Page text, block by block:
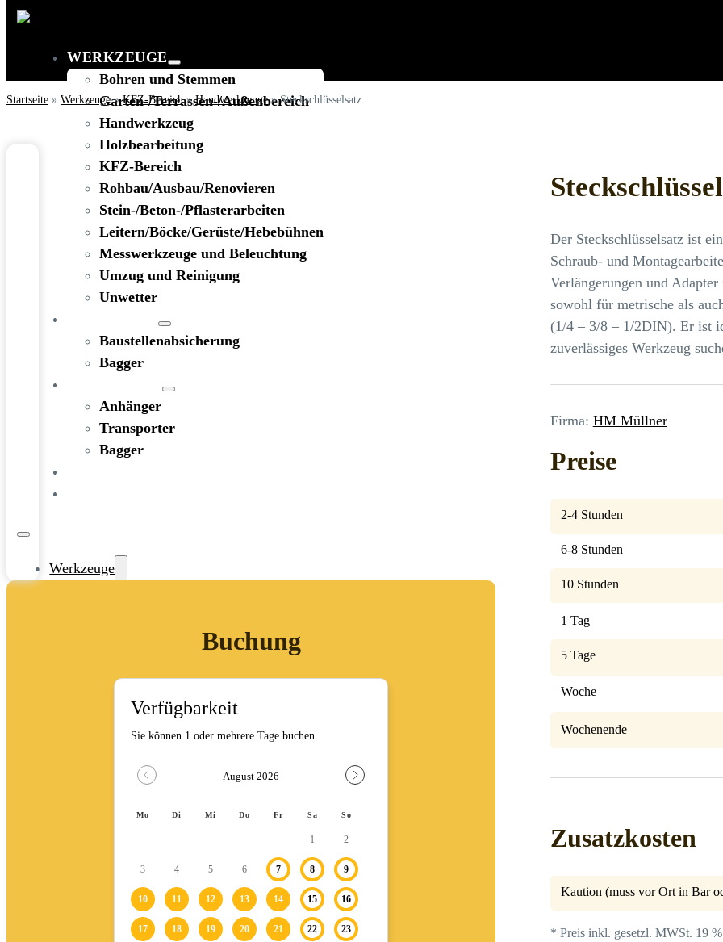
WERKZEUGE
Bohren und Stemmen
Garten-/Terrassen-/Außenbereich
Handwerkzeug
Holzbearbeitung
KFZ-Bereich
Rohbau/Ausbau/Renovieren
Stein-/Beton-/Pflasterarbeiten
Leitern/Böcke/Gerüste/Hebebühnen
Messwerkzeuge und Beleuchtung
Umzug und Reinigung
Unwetter
Baustellenabsicherung
Bagger
Anhänger
Transporter
Bagger
Werkzeuge
KFZ-Bereich
Rohbau/Ausbau/Renovieren
Stein-/Beton-/Pflasterarbeiten
Leitern/Böcke/Gerüste/Hebebühnen
Messwerkzeuge und Beleuchtung
Umzug und Reinigung
Anhänger
Startseite » Werkzeuge»KFZ-Bereich»Handwerkzeuge»Steckschlüsselsatz
Buchung
Der Steckschlüsselsatz ist
Schraub- und
Verlängerungen und
sowohl für metrische als
(1/4 – 3/8 – 1/2DIN). Er ist
zuverlässiges Werkzeug
Firma: HM Müllner
Preise
2-4 Stunden
6-8 Stunden
10 Stunden
1 Tag
5 Tage
Woche
Wochenende
Zusatzkosten
Kaution (muss vor Ort in Bar
* Preis inkl. gesetzl. MWSt. 19 %